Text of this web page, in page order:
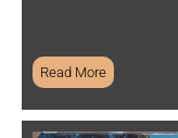
Read More